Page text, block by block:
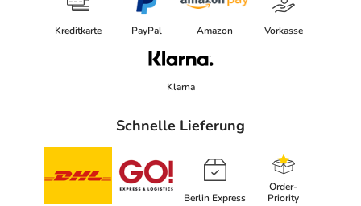
Kreditkarte PayPal Amazon Vorkasse
Klarna
Schnelle Lieferung
Berlin Express
Order-
Priority